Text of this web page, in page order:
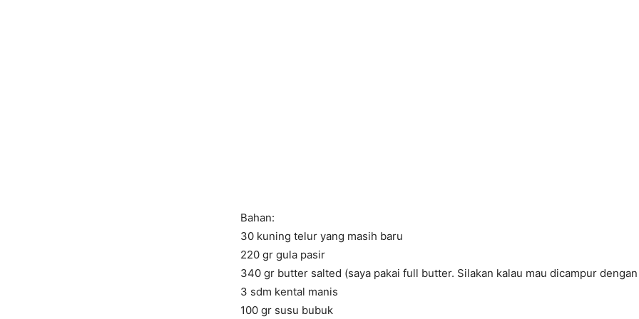
Bahan:
30 kuning telur yang masih baru
220 gr gula pasir
340 gr butter salted (saya pakai full butter. Silakan kalau mau dicampur
3 sdm kental manis
100 gr susu bubuk